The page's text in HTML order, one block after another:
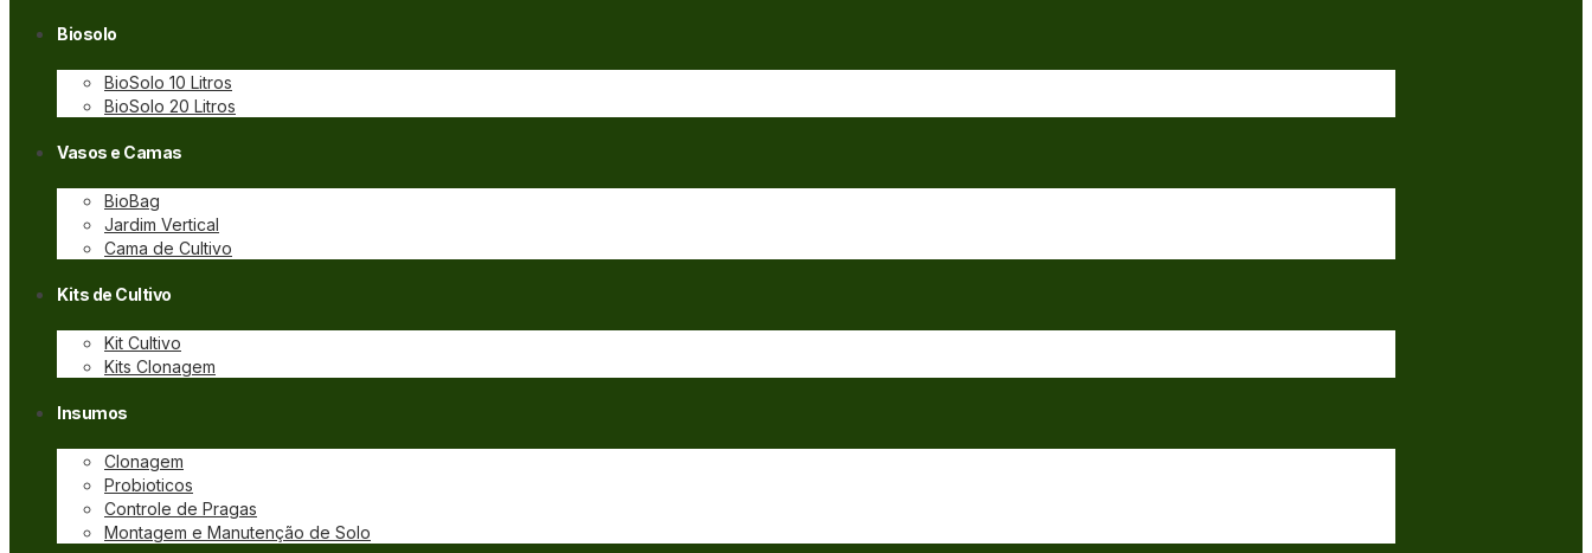
Biosolo
BioSolo 10 Litros
BioSolo 20 Litros
Vasos e Camas
BioBag
Jardim Vertical
Cama de Cultivo
Kits de Cultivo
Kit Cultivo
Kits Clonagem
Insumos
Clonagem
Probioticos
Controle de Pragas
Montagem e Manutenção de Solo